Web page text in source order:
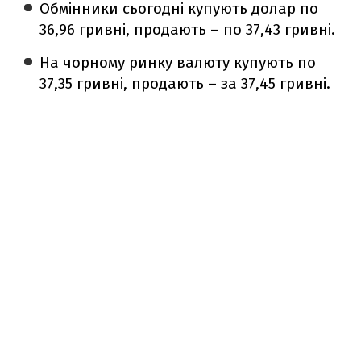
Обмінники сьогодні купують долар по
36,96 гривні, продають – по 37,43 гривні.
На чорному ринку валюту купують по
37,35 гривні, продають – за 37,45 гривні.